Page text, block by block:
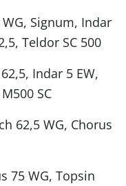
Signum, Indar
Teldor SC 500
Indar 5 EW,
SC
62,5 WG, Chorus
75 WG, Topsin